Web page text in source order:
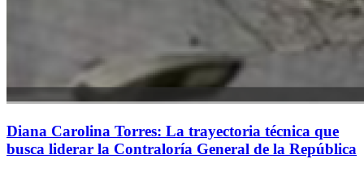
Diana Carolina Torres: La trayectoria técnica que
busca liderar la Contraloría General de la República